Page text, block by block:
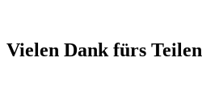
Vielen Dank fürs Teilen